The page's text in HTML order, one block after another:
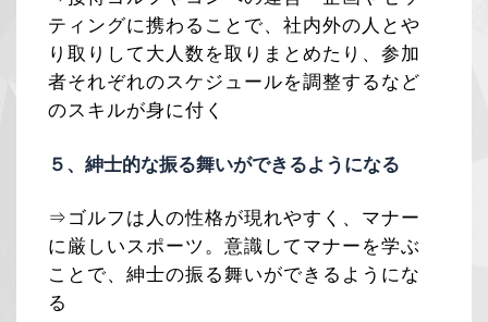
ティングに携わることで、社内外の人とや
り取りして大人数を取りまとめたり、参加
者それぞれのスケジュールを調整するなど
のスキルが身に付く
５、紳士的な振る舞いができるようになる
⇒ゴルフは人の性格が現れやすく、マナー
に厳しいスポーツ。意識してマナーを学ぶ
ことで、紳士の振る舞いができるようにな
る